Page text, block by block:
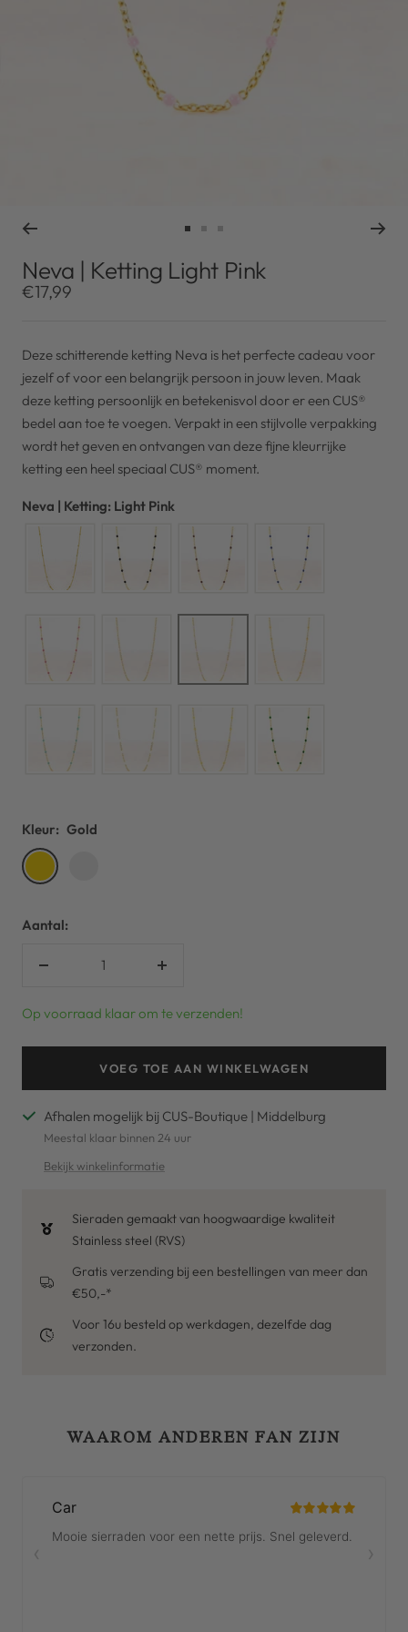
naar
slide
naar
slide
naar
slide
Neva | Ketting Light Pink
Kortingsprijs
€17,99
Deze schitterende ketting Neva is het perfecte cadeau voor
jezelf of voor een belangrijk persoon in jouw leven. Maak
deze ketting persoonlijk en betekenisvol door er een CUS®
bedel aan toe te voegen. Verpakt in een stijlvolle verpakking
wordt het geven en ontvangen van deze fijne kleurrijke
ketting een heel speciaal CUS® moment.
Neva | Ketting: Light Pink
Kleur: Gold
Gold
Aantal:
Verhoog
Op voorraad klaar om te verzenden!
VOEG TOE AAN WINKELWAGEN
Afhalen mogelijk bij CUS-Boutique | Middelburg
Meestal klaar binnen 24 uur
Bekijk winkelinformatie
Sieraden gemaakt van hoogwaardige kwaliteit
Stainless steel (RVS)
Gratis verzending bij een bestellingen van meer dan
€50,-*
Voor 16u besteld op werkdagen, dezelfde dag
verzonden.
WAAROM ANDEREN FAN ZIJN